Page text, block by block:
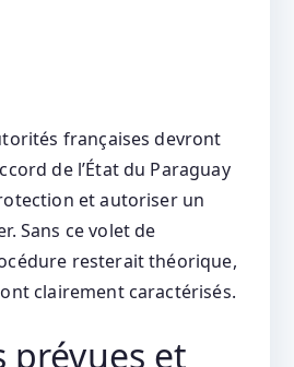
françaises devront
de l’État du Paraguay
et autoriser un
Sans ce volet de
resterait théorique,
clairement caractérisés.
prévues et